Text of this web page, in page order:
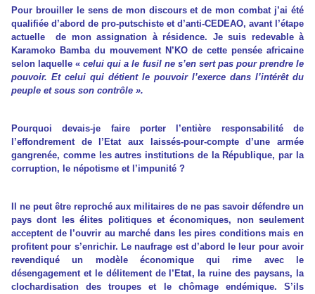
Pour brouiller le sens de mon discours et de mon combat j’ai été
qualifiée d’abord de pro-putschiste et d’anti-CEDEAO, avant l’étape
actuelle de mon assignation à résidence. Je suis redevable à
Karamoko Bamba du mouvement N’KO de cette pensée africaine
selon laquelle «celui qui a le fusil ne s’en sert pas pour prendre le
pouvoir. Et celui qui détient le pouvoir l’exerce dans l’intérêt du
peuple et sous son contrôle ».
Pourquoi devais-je faire porter l’entière responsabilité de
l’effondrement de l’Etat aux laissés-pour-compte d’une armée
gangrenée, comme les autres institutions de la République, par la
corruption, le népotisme et l’impunité ?
Il ne peut être reproché aux militaires de ne pas savoir défendre un
pays dont les élites politiques et économiques, non seulement
acceptent de l’ouvrir au marché dans les pires conditions mais en
profitent pour s’enrichir. Le naufrage est d’abord le leur pour avoir
revendiqué un modèle économique qui rime avec le
désengagement et le délitement de l’Etat, la ruine des paysans, la
clochardisation des troupes et le chômage endémique. S’ils